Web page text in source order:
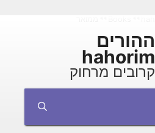
ההורים
hahorim
קרובים מרחוק